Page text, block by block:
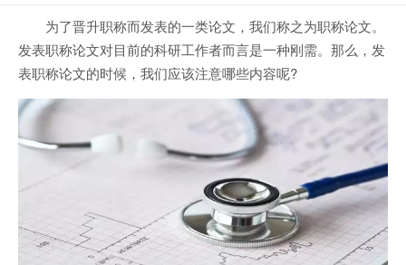
为了晋升职称而发表的一类论文，我们称之为职称论文。
发表职称论文对目前的科研工作者而言是一种刚需。那么，发
表职称论文的时候，我们应该注意哪些内容呢?